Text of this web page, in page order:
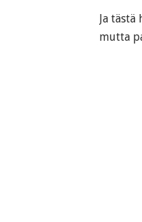
Ja
mutta